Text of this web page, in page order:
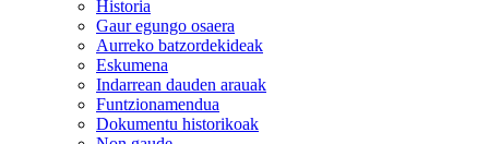
Historia
Gaur egungo osaera
Aurreko batzordekideak
Eskumena
Indarrean dauden arauak
Funtzionamendua
Dokumentu historikoak